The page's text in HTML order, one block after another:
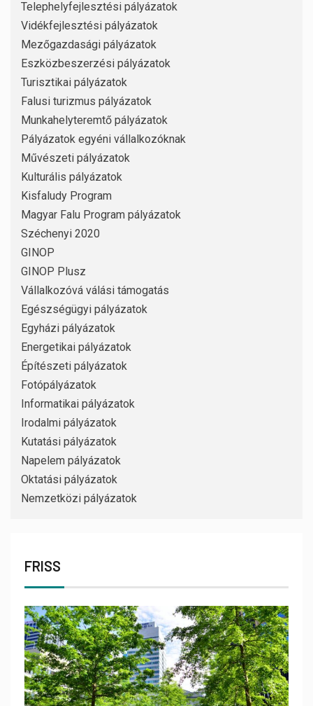
Telephelyfejlesztési pályázatok
Vidékfejlesztési pályázatok
Mezőgazdasági pályázatok
Eszközbeszerzési pályázatok
Turisztikai pályázatok
Falusi turizmus pályázatok
Munkahelyteremtő pályázatok
Pályázatok egyéni vállalkozóknak
Művészeti pályázatok
Kulturális pályázatok
Kisfaludy Program
Magyar Falu Program pályázatok
Széchenyi 2020
GINOP
GINOP Plusz
Vállalkozóvá válási támogatás
Egészségügyi pályázatok
Egyházi pályázatok
Energetikai pályázatok
Építészeti pályázatok
Fotópályázatok
Informatikai pályázatok
Irodalmi pályázatok
Kutatási pályázatok
Napelem pályázatok
Oktatási pályázatok
Nemzetközi pályázatok
FRISS